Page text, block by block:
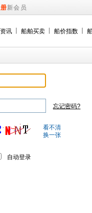
新会员
讯 船舶买卖 船价指数
忘记密码?
看不清
换一张
自动登录